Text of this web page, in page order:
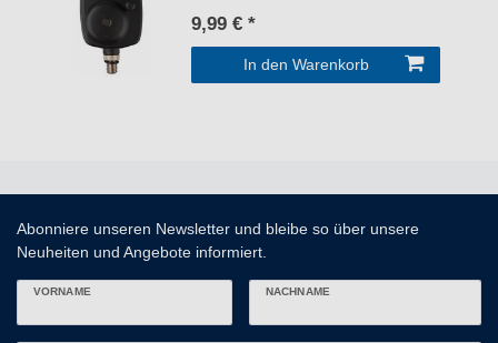
9,99 € *
In den Warenkorb
Abonniere unseren Newsletter und bleibe so über unsere
Neuheiten und Angebote informiert.
VORNAME NACHNAME